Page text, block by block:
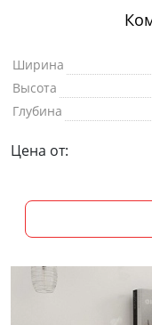
Ширина
Высота
Глубина
Цена от: